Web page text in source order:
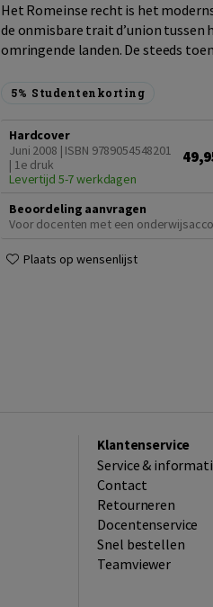
Het Romeinse recht is het
de onmisbare trait d’union tussen
omringende landen. De steeds
5% Studentenkorting
Hardcover
Juni 2008 | ISBN 9789054548201
| 1e druk
Levertijd 5-7 werkdagen
Beoordeling aanvragen
Voor docenten met een
Plaats op wensenlijst
Klantenservice
Service &
Contact
Retourneren
Docentenservice
Snel bestellen
Teamviewer